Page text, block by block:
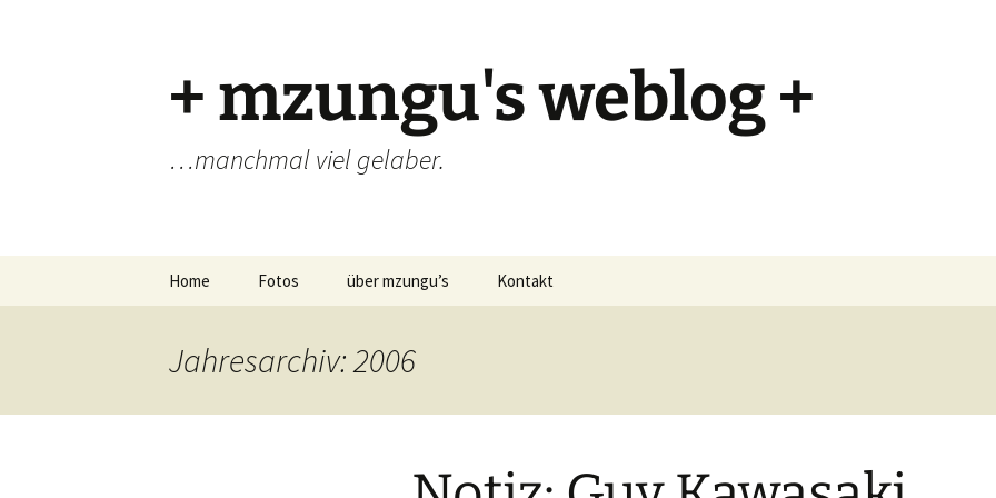
+ mzungu's weblog +
…manchmal viel gelaber.
Home Fotos über mzungu’s Kontakt
Jahresarchiv: 2006